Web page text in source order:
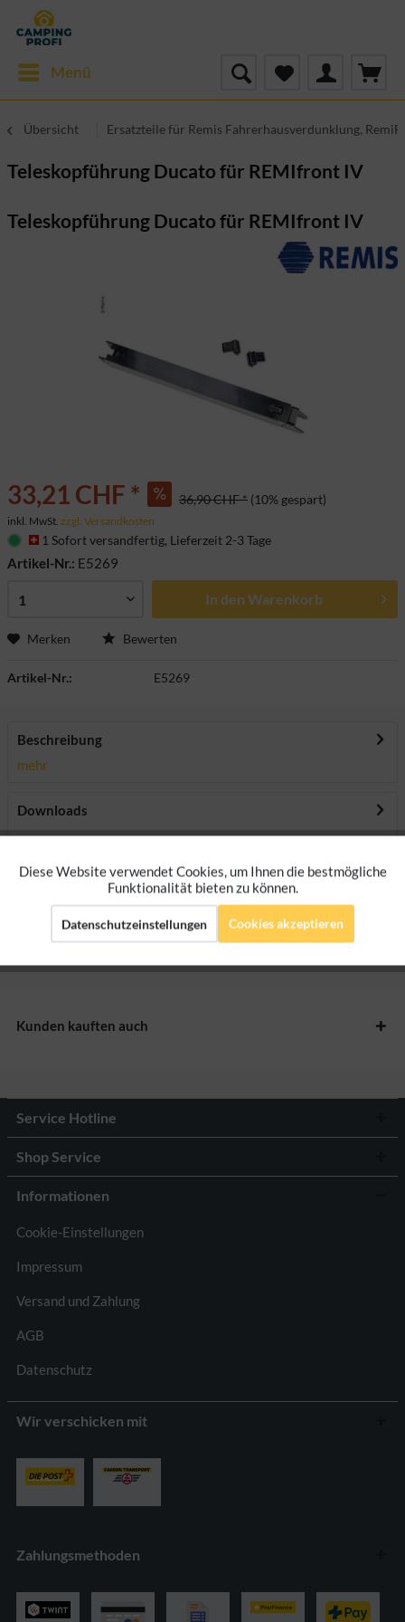
Menü
Übersicht Ersatzteile für Remis Fahrerhausverdunklung,
Teleskopführung Ducato für REMIfront IV
Teleskopführung Ducato für REMIfront IV
33,21 CHF * 36,90 CHF * (10% gespart)
inkl. MwSt. zzgl. Versandkosten
1 Sofort versandfertig, Lieferzeit 2-3 Tage
Artikel-Nr.: E5269
In den Warenkorb
Merken Bewerten
Artikel-Nr.: E5269
Beschreibung
mehr
Downloads
Bewertungen
Bewertungen lesen, schreiben und diskutieren...
Herstellerangaben
Kunden kauften auch
Service Hotline
Shop Service
Informationen
Cookie-Einstellungen
Impressum
Versand und Zahlung
AGB
Datenschutz
Wir verschicken mit
Zahlungsmethoden
Funktionale Aktiv
Marketing Aktiv
Diese Website verwendet Cookies, um Ihnen die bestmögliche
Funktionalität bieten zu können.
Datenschutzeinstellungen Cookies akzeptieren